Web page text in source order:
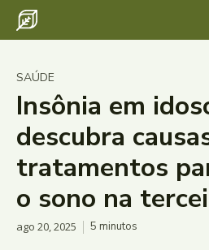
SAÚDE
Insônia em
descubra
tratamentos
o sono na
ago 20, 2025 5 minutos